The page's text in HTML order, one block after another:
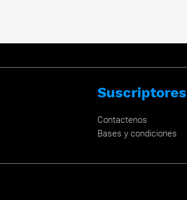
Suscriptores
Contactenos
Bases y condiciones